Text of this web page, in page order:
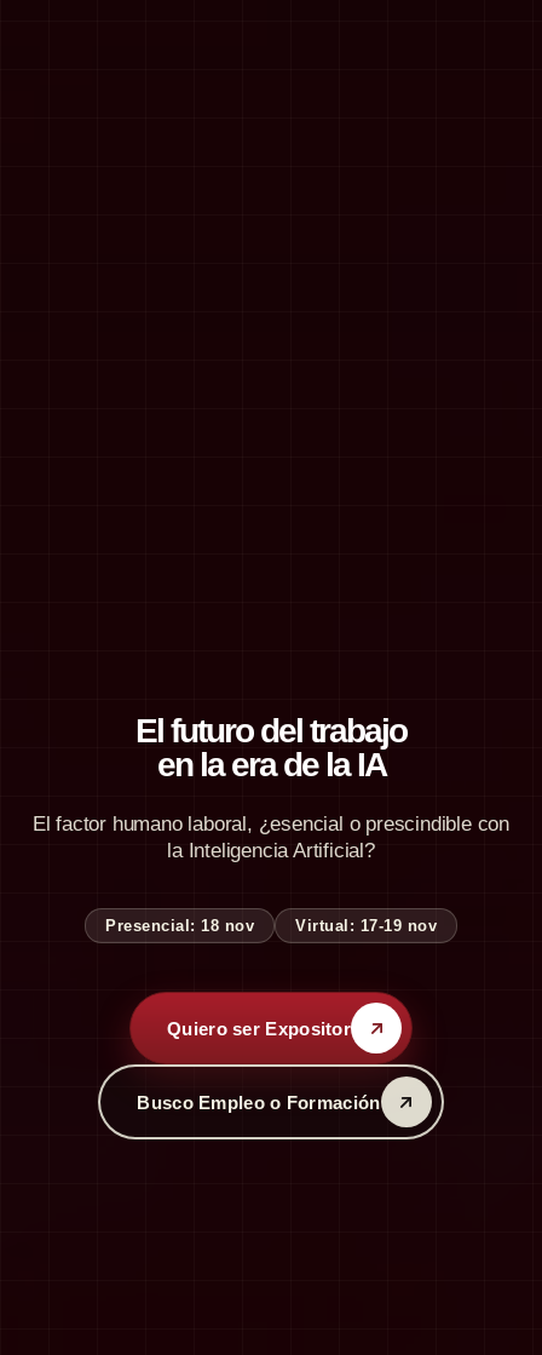
El futuro del trabajo
en la era de la IA
El factor humano laboral, ¿esencial o prescindible con
la Inteligencia Artificial?
Presencial: 18 nov Virtual: 17-19 nov
Quiero ser Expositor
Busco Empleo o Formación